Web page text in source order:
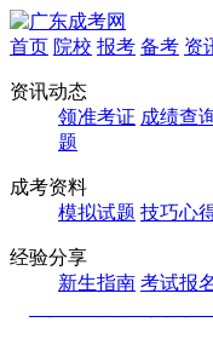
首页 院校 报考 备考 资
资讯动态
领准考证 成绩查
题
成考资料
模拟试题 技巧心
经验分享
新生指南 考试报